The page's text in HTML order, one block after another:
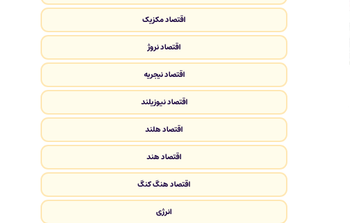
اقتصاد مکزیک
اقتصاد نروژ
اقتصاد نیجریه
اقتصاد نیوزیلند
اقتصاد هلند
اقتصاد هند
اقتصاد هنگ کنگ
انرژی